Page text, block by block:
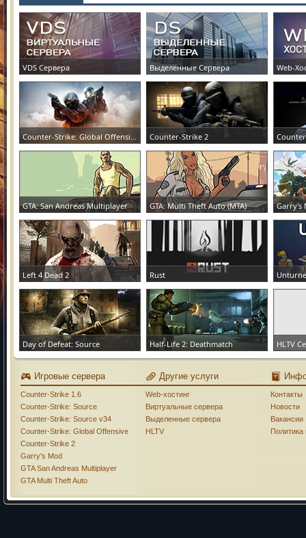
VDS Сервера
ЗАКАЗАТЬ СЕРВЕР
Выделенные Сервера
ЗАКАЗАТЬ СЕРВЕР
Web-
Counter-Strike: Global Offensive
ЗАКАЗАТЬ СЕРВЕР
Counter-Strike 2
ЗАКАЗАТЬ СЕРВЕР
GTA: San Andreas Multiplayer
ЗАКАЗАТЬ СЕРВЕР
GTA: Multi Theft Auto (MTA)
ЗАКАЗАТЬ СЕРВЕР
Garry's
Left 4 Dead 2
ЗАКАЗАТЬ СЕРВЕР
Rust
ЗАКАЗАТЬ СЕРВЕР
Day of Defeat: Source
ЗАКАЗАТЬ СЕРВЕР
Half-Life 2: Deathmatch
ЗАКАЗАТЬ СЕРВЕР
HLTV
Игровые сервера
Counter-Strike 1.6
Counter-Strike: Source
Counter-Strike: Source v34
Counter-Strike: Global Offensive
Counter-Strike 2
Garry's Mod
GTA San Andreas Multiplayer
GTA Multi Theft Auto
Другие услуги
Web-хостинг
Виртуальные сервера
Выделенные сервера
HLTV
Контакты
Новости
Вакансии
Политика